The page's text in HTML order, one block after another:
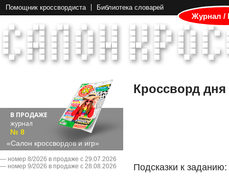
Помощник кроссвордиста Библиотека словарей
Журнал /
В ПРОДАЖЕ
журнал
№ 8
«Салон кроссвордов и игр»
― номер 8/2026 в продаже с 29.07.2026
― номер 9/2026 в продаже с 28.08.2026
Кроссворд дня
Подсказки к заданию: